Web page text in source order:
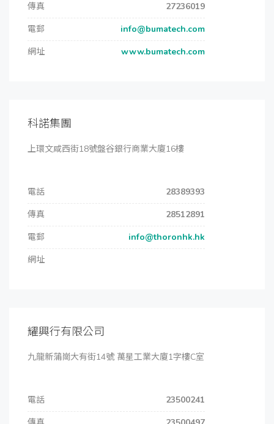
傳真
27236019
電郵
info@bumatech.com
網址
www.bumatech.com
科諾集團
上環文咸西街18號盤谷銀行商業大廈16樓
電話
28389393
傳真
28512891
電郵
info@thoronhk.hk
網址
耀興行有限公司
九龍新蒲崗大有街14號 萬星工業大廈1字樓C室
電話
23500241